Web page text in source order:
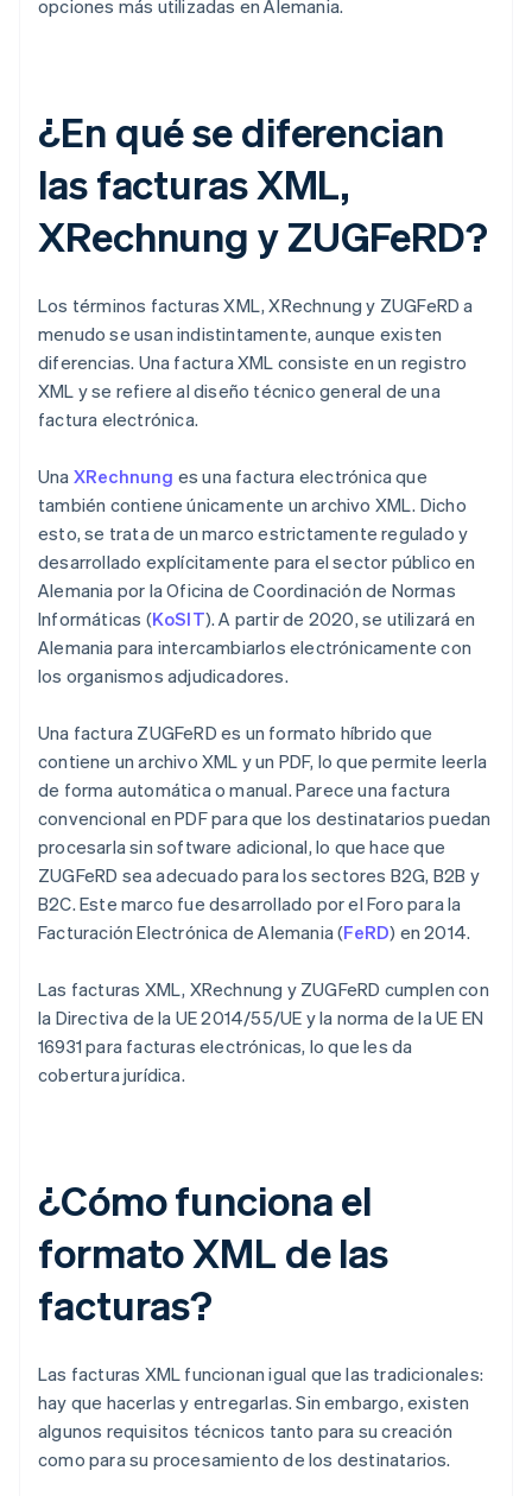
opciones más utilizadas en Alemania.
¿En qué se diferencian
las facturas XML,
XRechnung y ZUGFeRD?
Los términos facturas XML, XRechnung y ZUGFeRD a
menudo se usan indistintamente, aunque existen
diferencias. Una factura XML consiste en un registro
XML y se refiere al diseño técnico general de una
factura electrónica.
Una XRechnung es una factura electrónica que
también contiene únicamente un archivo XML. Dicho
esto, se trata de un marco estrictamente regulado y
desarrollado explícitamente para el sector público en
Alemania por la Oficina de Coordinación de Normas
Informáticas (KoSIT). A partir de 2020, se utilizará en
Alemania para intercambiarlos electrónicamente con
los organismos adjudicadores.
Una factura ZUGFeRD es un formato híbrido que
contiene un archivo XML y un PDF, lo que permite leerla
de forma automática o manual. Parece una factura
convencional en PDF para que los destinatarios puedan
procesarla sin software adicional, lo que hace que
ZUGFeRD sea adecuado para los sectores B2G, B2B y
B2C. Este marco fue desarrollado por el Foro para la
Facturación Electrónica de Alemania (FeRD) en 2014.
Las facturas XML, XRechnung y ZUGFeRD cumplen con
la Directiva de la UE 2014/55/UE y la norma de la UE EN
16931 para facturas electrónicas, lo que les da
cobertura jurídica.
¿Cómo funciona el
formato XML de las
facturas?
Las facturas XML funcionan igual que las tradicionales:
hay que hacerlas y entregarlas. Sin embargo, existen
algunos requisitos técnicos tanto para su creación
como para su procesamiento de los destinatarios.